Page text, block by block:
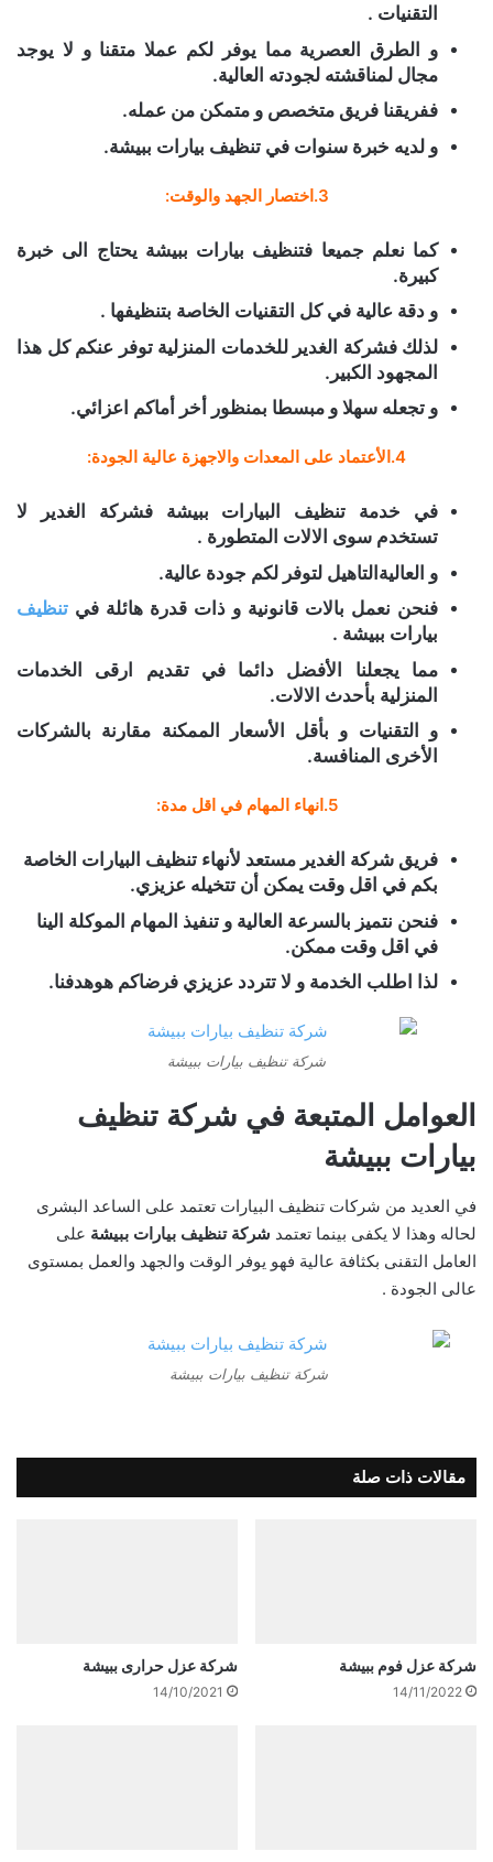
التقنيات .
و الطرق العصرية مما يوفر لكم عملا متقنا و لا يوجد
مجال لمناقشته لجودته العالية.
ففريقنا فريق متخصص و متمكن من عمله.
و لديه خبرة سنوات في تنظيف بيارات ببيشة.
3.اختصار الجهد والوقت:
كما نعلم جميعا فتنظيف بيارات ببيشة يحتاج الى خبرة
كبيرة.
و دقة عالية في كل التقنيات الخاصة بتنظيفها .
لذلك فشركة الغدير للخدمات المنزلية توفر عنكم كل هذا
المجهود الكبير.
و تجعله سهلا و مبسطا بمنظور أخر أماكم اعزائي.
4.الأعتماد على المعدات والاجهزة عالية الجودة:
في خدمة تنظيف البيارات ببيشة فشركة الغدير لا
تستخدم سوى الالات المتطورة .
و العاليةالتاهيل لتوفر لكم جودة عالية.
فنحن نعمل بالات قانونية و ذات قدرة هائلة في تنظيف
بيارات ببيشة .
مما يجعلنا الأفضل دائما في تقديم ارقى الخدمات
المنزلية بأحدث الالات.
و التقنيات و بأقل الأسعار الممكنة مقارنة بالشركات
الأخرى المنافسة.
5.انهاء المهام في اقل مدة:
فريق شركة الغدير مستعد لأنهاء تنظيف البيارات الخاصة
بكم في اقل وقت يمكن أن تتخيله عزيزي.
فنحن نتميز بالسرعة العالية و تنفيذ المهام الموكلة الينا
في اقل وقت ممكن.
لذا اطلب الخدمة و لا تتردد عزيزي فرضاكم هوهدفنا.
شركة تنظيف بيارات ببيشة
العوامل المتبعة في شركة تنظيف
بيارات ببيشة
في العديد من شركات تنظيف البيارات تعتمد على الساعد البشرى
لحاله وهذا لا يكفى بينما تعتمد شركة تنظيف بيارات ببيشة على
العامل التقنى بكثافة عالية فهو يوفر الوقت والجهد والعمل بمستوى
عالى الجودة .
شركة تنظيف بيارات ببيشة
مقالات ذات صلة
شركة عزل فوم ببيشة
14/11/2022
شركة عزل حرارى ببيشة
14/10/2021